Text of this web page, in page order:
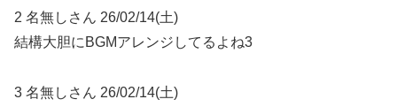
2 名無しさん 26/02/14(土)
結構大胆にBGMアレンジしてるよね3
3 名無しさん 26/02/14(土)